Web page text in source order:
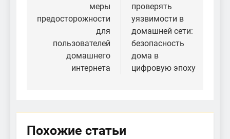
меры
предосторожности
для
пользователей
домашнего
интернета
проверять
уязвимости в
домашней сети:
безопасность
дома в
цифровую эпоху
Похожие статьи